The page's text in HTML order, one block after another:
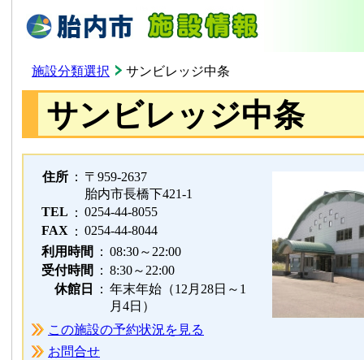
施設分類選択 サンビレッジ中条
サンビレッジ中条
住所 ： 〒959-2637
胎内市長橋下421-1
TEL ： 0254-44-8055
FAX ： 0254-44-8044
利用時間
： 08:30～22:00
受付時間
： 8:30～22:00
休館日
： 年末年始（12月28日～1
月4日）
この施設の予約状況を見る
お問合せ